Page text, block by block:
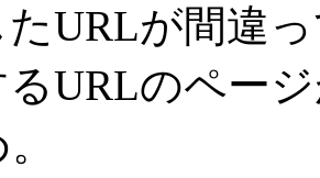
たURLが間違
URLのペー